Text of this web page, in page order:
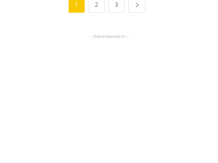
1 2 3
- Advertisement -